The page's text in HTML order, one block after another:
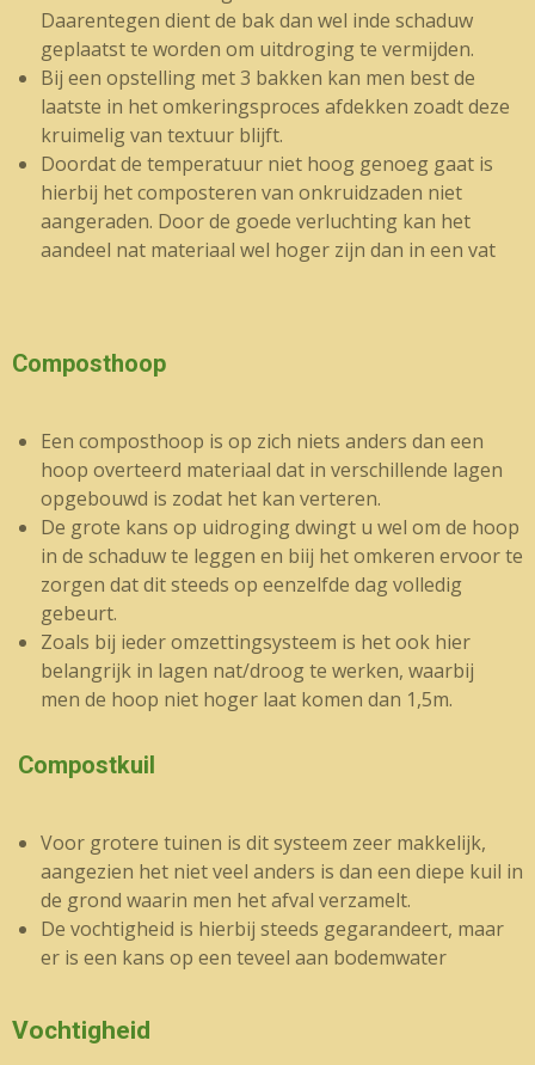
Daarentegen dient de bak dan wel inde schaduw
geplaatst te worden om uitdroging te vermijden.
Bij een opstelling met 3 bakken kan men best de
laatste in het omkeringsproces afdekken zoadt deze
kruimelig van textuur blijft.
Doordat de temperatuur niet hoog genoeg gaat is
hierbij het composteren van onkruidzaden niet
aangeraden. Door de goede verluchting kan het
aandeel nat materiaal wel hoger zijn dan in een vat
Composthoop
Een composthoop is op zich niets anders dan een
hoop overteerd materiaal dat in verschillende lagen
opgebouwd is zodat het kan verteren.
De grote kans op uidroging dwingt u wel om de hoop
in de schaduw te leggen en biij het omkeren ervoor te
zorgen dat dit steeds op eenzelfde dag volledig
gebeurt.
Zoals bij ieder omzettingsysteem is het ook hier
belangrijk in lagen nat/droog te werken, waarbij
men de hoop niet hoger laat komen dan 1,5m.
Compostkuil
Voor grotere tuinen is dit systeem zeer makkelijk,
aangezien het niet veel anders is dan een diepe kuil in
de grond waarin men het afval verzamelt.
De vochtigheid is hierbij steeds gegarandeert, maar
er is een kans op een teveel aan bodemwater
Vochtigheid